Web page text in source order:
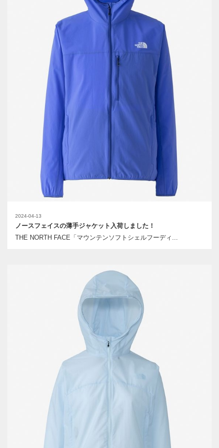
2024-04-13
ノースフェイスの薄手ジャケット入荷しました！
THE NORTH FACE「マウンテンソフトシェルフーディ...